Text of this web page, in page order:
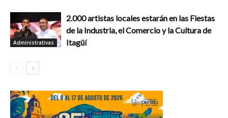
Administrativas
2.000 artistas locales estarán en las Fiestas
de la Industria, el Comercio y la Cultura de
Itagüí